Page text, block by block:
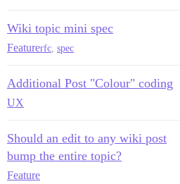
Wiki topic mini spec
Featurerfc spec
Additional Post "Colour" coding
UX
Should an edit to any wiki post
bump the entire topic?
Feature